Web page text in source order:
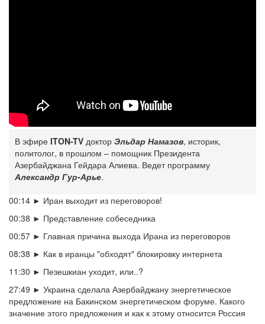
В эфире ITON-TV доктор Эльдар Намазов, историк,
политолог, в прошлом – помощник Президента
Азербайджана Гейдара Алиева. Ведет программу
Александр Гур-Арье.
00:14 ► Иран выходит из переговоров!
00:38 ► Представление собеседника
00:57 ► Главная причина выхода Ирана из переговоров
08:38 ► Как в иранцы "обходят" блокировку интернета
11:30 ► Пезешкиан уходит, или..?
27:49 ► Украина сделала Азербайджану энергетическое
предложение на Бакинском энергетическом форуме. Какого
значение этого предложения и как к этому относится Россия